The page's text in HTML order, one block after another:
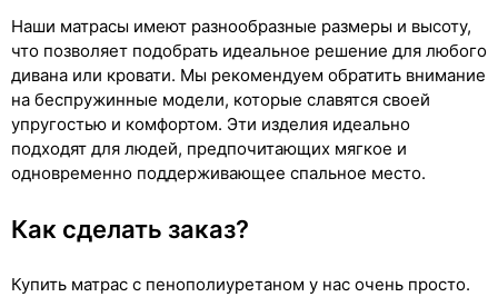
Наши матрасы имеют разнообразные размеры и высоту,
что позволяет подобрать идеальное решение для любого
дивана или кровати. Мы рекомендуем обратить внимание
на беспружинные модели, которые славятся своей
упругостью и комфортом. Эти изделия идеально
подходят для людей, предпочитающих мягкое и
одновременно поддерживающее спальное место.
Как сделать заказ?
Купить матрас с пенополиуретаном у нас очень просто.